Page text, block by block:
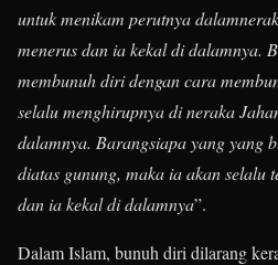
untuk menikam perutnya
menerus dan ia kekal di dalamnya.
membunuh diri dengan cara
selalu menghirupnya di neraka
dalamnya. Barangsiapa yang yang
diatas gunung, maka ia akan selalu
dan ia kekal di dalamnya”.
Dalam Islam, bunuh diri dilarang